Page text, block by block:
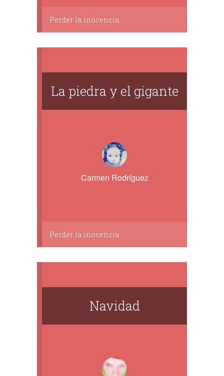
Perder la inocencia
La piedra y el gigante
Carmen Rodríguez
Perder la inocencia
Navidad